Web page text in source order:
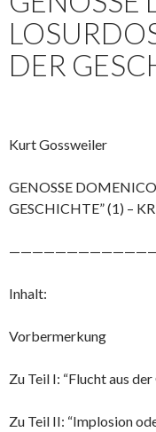
DER
Kurt Gossweiler
GENOSSE
GESCHICHTE” (1) –
Inhalt:
Vorbermerkung
Zu Teil I: “Flucht aus
Zu Teil II: “Implosion